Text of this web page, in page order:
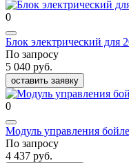
0
Блок электрический для
По запросу
5 040 руб.
оставить заявку
0
Модуль управления
По запросу
4 437 руб.